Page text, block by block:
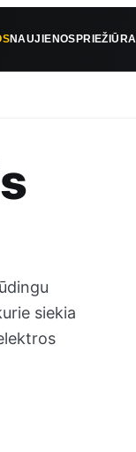
NAUJIENOSPRIEŽIŪRA
siekia